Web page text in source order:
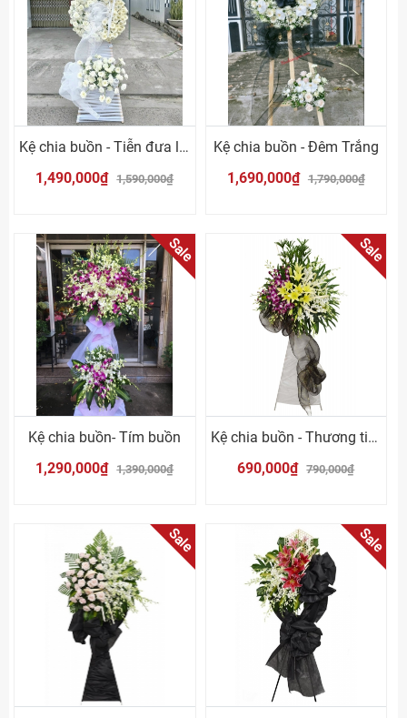
Kệ chia buồn - Tiễn đưa lần cuối
1,490,000₫ 1,590,000₫
Kệ chia buồn - Đêm Trắng
1,690,000₫ 1,790,000₫
Sale
Kệ chia buồn- Tím buồn
1,290,000₫ 1,390,000₫
Sale
Kệ chia buồn - Thương tiếc
690,000₫ 790,000₫
Sale Sale